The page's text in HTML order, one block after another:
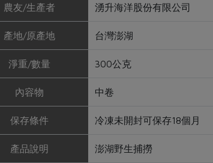
農友/生產者 湧升海洋股份有限公司
產地/原產地 台灣澎湖
淨重/數量 300公克
內容物 中卷
保存條件 冷凍未開封可保存18個月
產品說明 澎湖野生捕撈